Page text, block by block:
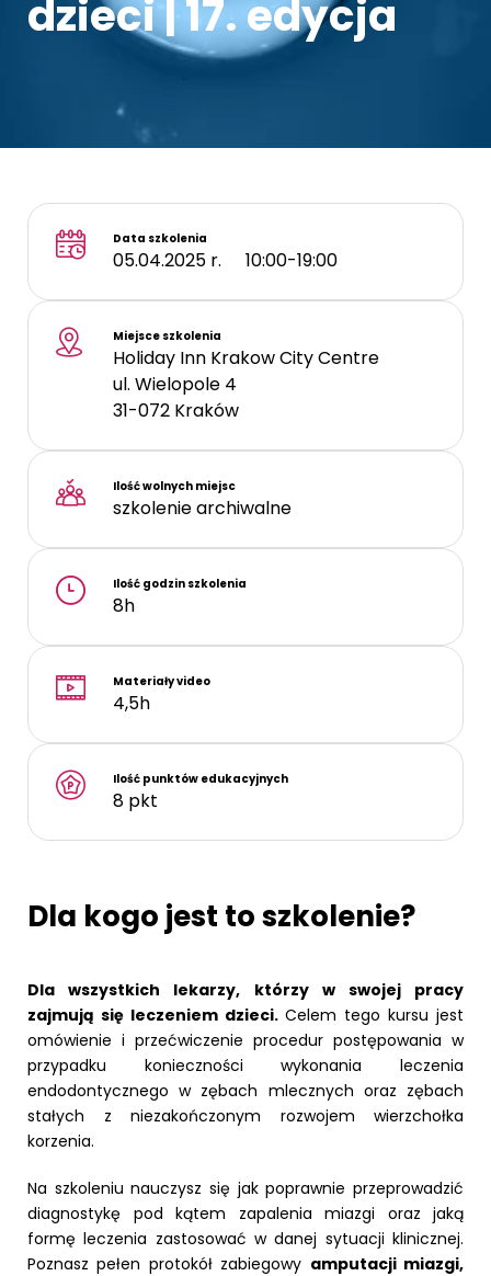
Kontakt
dzieci | 17. edycja
Data szkolenia
05.04.2025 r. 10:00-19:00
Miejsce szkolenia
Holiday Inn Krakow City Centre
ul. Wielopole 4
31-072 Kraków
Ilość wolnych miejsc
szkolenie archiwalne
Ilość godzin szkolenia
8h
Materiały video
4,5h
Ilość punktów edukacyjnych
8 pkt
Dla kogo jest to szkolenie?
Dla wszystkich lekarzy, którzy w swojej pracy
zajmują się leczeniem dzieci.Celem tego kursu jest
omówienie i przećwiczenie procedur postępowania w
przypadku konieczności wykonania leczenia
endodontycznego w zębach mlecznych oraz zębach
stałych z niezakończonym rozwojem wierzchołka
korzenia.
Na szkoleniu nauczysz się jak poprawnie przeprowadzić
diagnostykę pod kątem zapalenia miazgi oraz jaką
formę leczenia zastosować w danej sytuacji klinicznej.
Poznasz pełen protokół zabiegowy amputacji miazgi,